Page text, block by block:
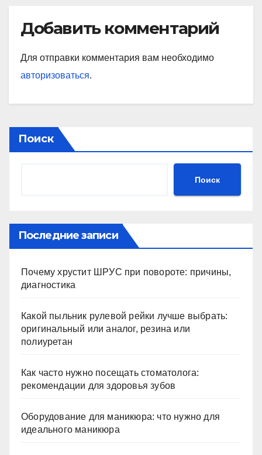
Добавить комментарий
Для отправки комментария вам необходимо
авторизоваться.
Поиск
Поиск
Последние записи
Почему хрустит ШРУС при повороте: причины,
диагностика
Какой пыльник рулевой рейки лучше выбрать:
оригинальный или аналог, резина или
полиуретан
Как часто нужно посещать стоматолога:
рекомендации для здоровья зубов
Оборудование для маникюра: что нужно для
идеального маникюра